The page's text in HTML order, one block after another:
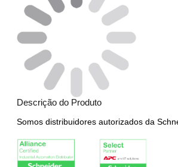
Descrição do Produto
Somos distribuidores autorizados da